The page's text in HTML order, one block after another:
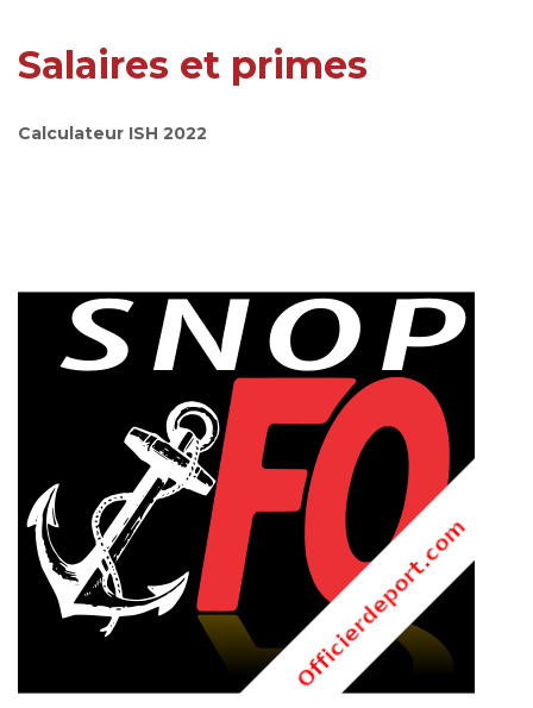
Salaires et primes
Calculateur ISH 2022